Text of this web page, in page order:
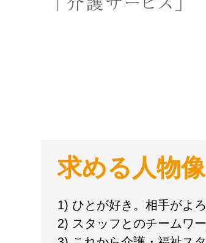
求める人物像
1) ひとが好き。相手がよ
2) スタッフとのチームワ